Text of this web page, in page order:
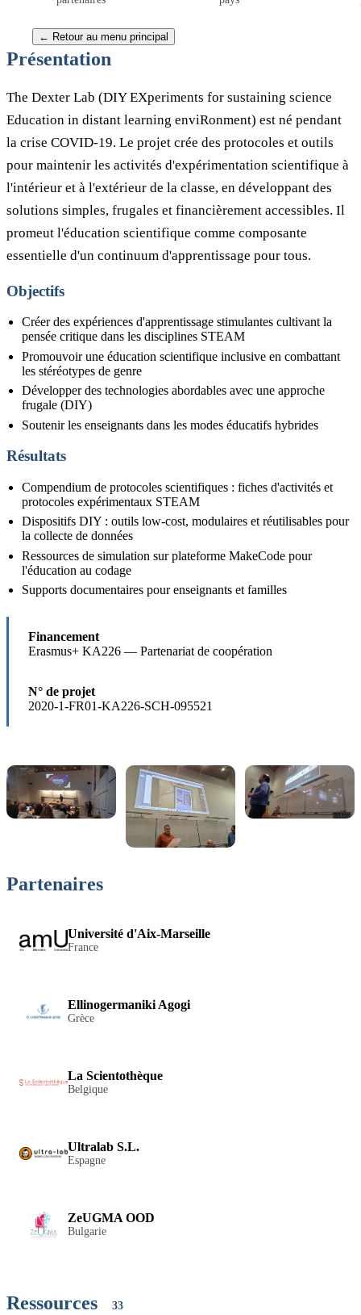
Site du LAB
← Retour au menu principal
Présentation
The Dexter Lab (DIY EXperiments for sustaining science
Education in distant learning enviRonment) est né pendant
la crise COVID-19. Le projet crée des protocoles et outils
pour maintenir les activités d'expérimentation scientifique à
l'intérieur et à l'extérieur de la classe, en développant des
solutions simples, frugales et financièrement accessibles. Il
promeut l'éducation scientifique comme composante
essentielle d'un continuum d'apprentissage pour tous.
Objectifs
Créer des expériences d'apprentissage stimulantes cultivant la
pensée critique dans les disciplines STEAM
Promouvoir une éducation scientifique inclusive en combattant
les stéréotypes de genre
Développer des technologies abordables avec une approche
frugale (DIY)
Soutenir les enseignants dans les modes éducatifs hybrides
Résultats
Compendium de protocoles scientifiques : fiches d'activités et
protocoles expérimentaux STEAM
Dispositifs DIY : outils low-cost, modulaires et réutilisables pour
la collecte de données
Ressources de simulation sur plateforme MakeCode pour
l'éducation au codage
Supports documentaires pour enseignants et familles
Financement
Erasmus+ KA226 — Partenariat de coopération
N° de projet
2020-1-FR01-KA226-SCH-095521
Partenaires
Université d'Aix-Marseille
France
Ellinogermaniki Agogi
Grèce
La Scientothèque
Belgique
Ultralab S.L.
Espagne
ZeUGMA OOD
Bulgarie
Ressources 33